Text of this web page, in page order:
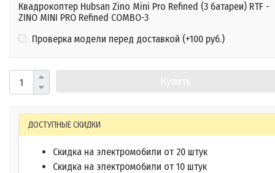
Квадрокоптер Hubsan Zino Mini Pro Refined (3 батареи) RTF -
ZINO MINI PRO Refined COMBO-3
Проверка модели перед доставкой (+100 руб.)
ДОСТУПНЫЕ СКИДКИ
Скидка на электромобили от 20 штук
Скидка на электромобили от 10 штук